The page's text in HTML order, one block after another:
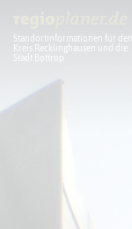
Standortinformationen für den
Kreis Recklinghausen und die
Stadt Bottrop